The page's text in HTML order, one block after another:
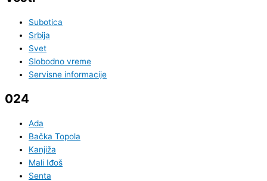
Subotica
Srbija
Svet
Slobodno vreme
Servisne informacije
024
Ada
Bačka Topola
Kanjiža
Mali Iđoš
Senta